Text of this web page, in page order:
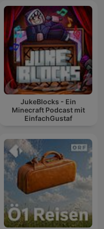
JukeBlocks - Ein
Minecraft Podcast mit
EinfachGustaf